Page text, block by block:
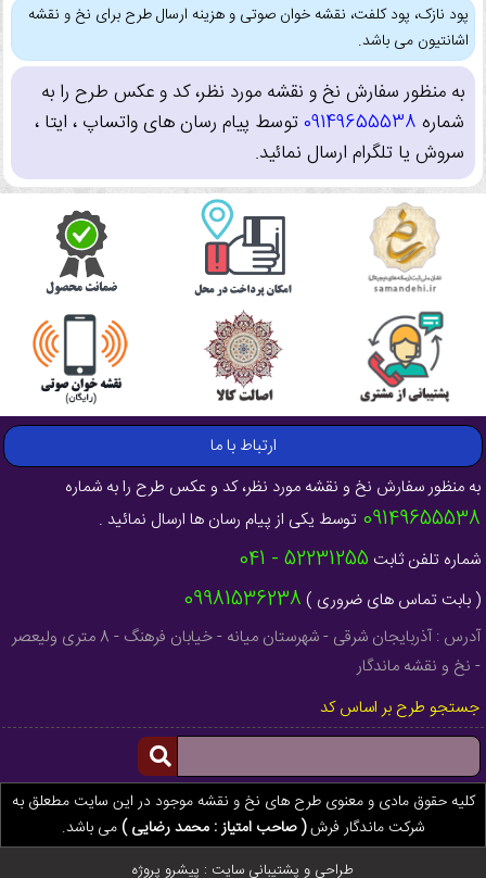
پود نازک، پود کلفت، نقشه خوان صوتی و هزینه ارسال طرح برای نخ و نقشه
اشانتیون می باشد.
به منظور سفارش نخ و نقشه مورد نظر، کد و عکس طرح را به
شماره 09149655538توسط پیام رسان های واتساپ ، ایتا ،
سروش یا تلگرام ارسال نمائید.
ارتباط با ما
به منظور سفارش نخ و نقشه مورد نظر، کد و عکس طرح را به شماره
09149655538 توسط یکی از پیام رسان ها ارسال نمائید .
شماره تلفن ثابت 52231255 - 041
( بابت تماس های ضروری ) 09981536238
آدرس : آذربایجان شرقی - شهرستان میانه - خیابان فرهنگ - 8 متری ولیعصر
- نخ و نقشه ماندگار
جستجو طرح بر اساس کد
کلیه حقوق مادی و معنوی طرح های نخ و نقشه موجود در این سایت مطعلق به
شرکت ماندگار فرش( صاحب امتیاز : محمد رضایی )می باشد.
طراحی و پشتیبانی سایت : پیشرو پروژه